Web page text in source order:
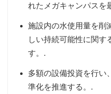
れたメガキャンパスを
施設内の水使用量を削
しい持続可能性に関す
す。.
多額の設備投資を行い
準化を推進する。.